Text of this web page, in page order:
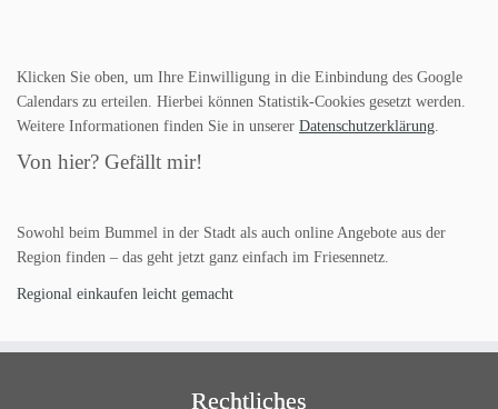
Klicken Sie oben, um Ihre Einwilligung in die Einbindung des Google
Calendars zu erteilen. Hierbei können Statistik-Cookies gesetzt werden.
Weitere Informationen finden Sie in unserer Datenschutzerklärung.
Von hier? Gefällt mir!
Sowohl beim Bummel in der Stadt als auch online Angebote aus der
Region finden – das geht jetzt ganz einfach im Friesennetz.
Regional einkaufen leicht gemacht
Rechtliches